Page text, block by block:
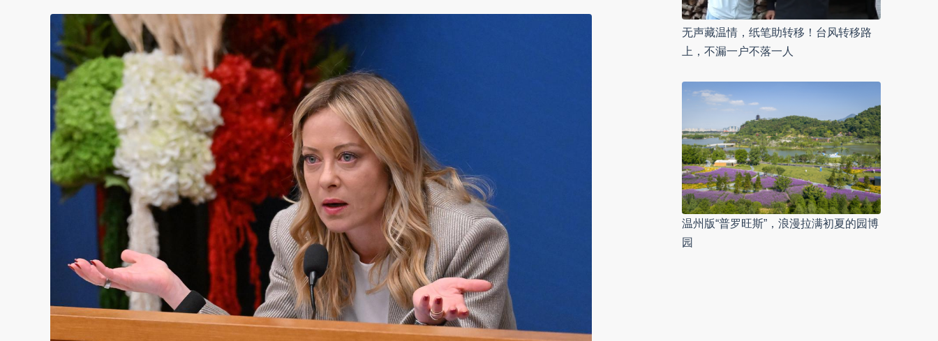
无声藏温情，纸笔助转移！台风转移路
上，不漏一户不落一人
温州版“普罗旺斯”，浪漫拉满初夏的园博
园